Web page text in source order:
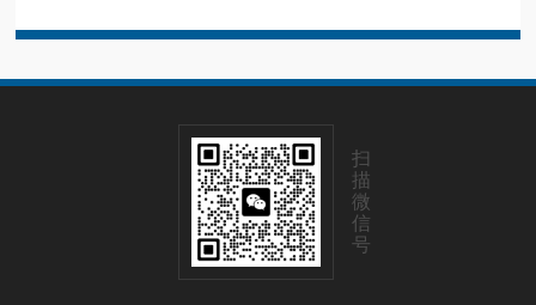
扫
描
微
信
号